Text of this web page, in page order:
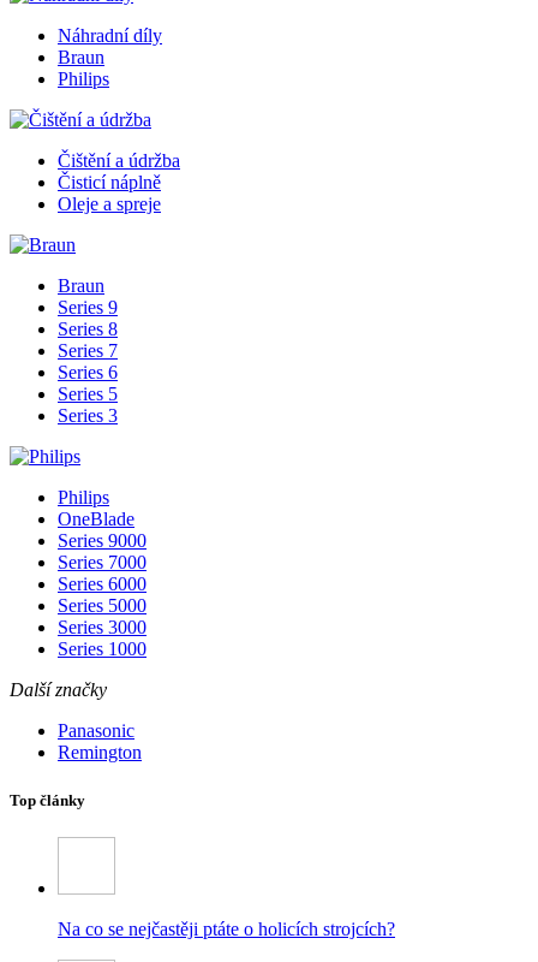
Náhradní díly
Braun
Philips
Čištění a údržba
Čisticí náplně
Oleje a spreje
Braun
Series 9
Series 8
Series 7
Series 6
Series 5
Series 3
Philips
OneBlade
Series 9000
Series 7000
Series 6000
Series 5000
Series 3000
Series 1000
Další značky
Panasonic
Remington
Top články
Na co se nejčastěji ptáte o holicích strojcích?